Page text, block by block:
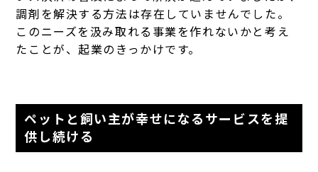
調剤を解決する方法は存在していませんでした。
このニーズを汲み取れる事業を作れないかと考え
たことが、起業のきっかけです。
ペットと飼い主が幸せになるサービスを提
供し続ける